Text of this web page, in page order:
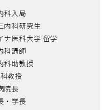
科入局
内科研究生
ナ医科大学 留学
科講師
科助教授
教授
院長
・学長